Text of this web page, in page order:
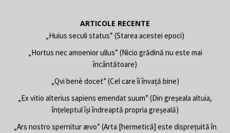
ARTICOLE RECENTE
„Huius seculi status” (Starea acestei epoci)
„Hortus nec amoenior ullus” (Nicio grădină nu este mai
încântătoare)
„Qvi benè docet” (Cel care îi învață bine)
„Ex vitio alterius sapiens emendat suum” (Din greșeala altuia,
înțeleptul își îndreaptă propria greșeală)
„Ars nostro spernitur ævo” (Arta [hermetică] este disprețuită în